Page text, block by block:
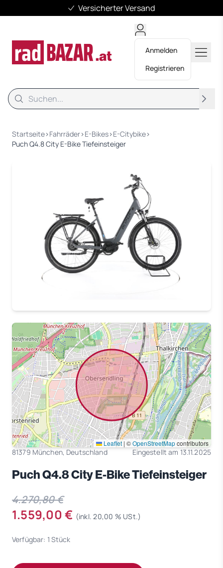
Versicherter Versand
Anmelden
Registrieren
Suche
Startseite›Fahrräder›E-Bikes›E-Citybike›
Puch Q4.8 City E-Bike Tiefeinsteiger
Leaflet | ©OpenStreetMapcontributors
81379 München, Deutschland Eingestellt am 13.11.2025
Puch Q4.8 City E-Bike Tiefeinsteiger
4.270,80 €
1.559,00 € (inkl. 20,00 % USt.)
Verfügbar: 1 Stück